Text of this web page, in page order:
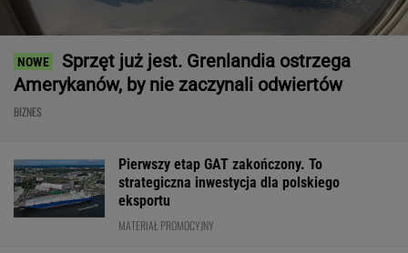
Sprzęt już jest. Grenlandia ostrzega
Amerykanów, by nie zaczynali odwiertów
BIZNES
Pierwszy etap GAT zakończony. To
strategiczna inwestycja dla polskiego
eksportu
MATERIAŁ PROMOCYJNY